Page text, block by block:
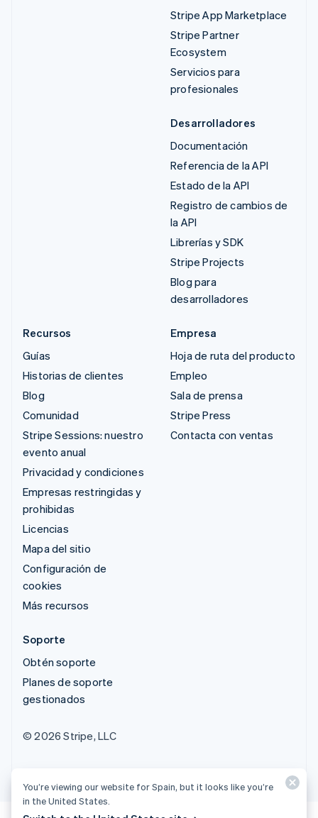
Stripe App Marketplace
Stripe Partner
Ecosystem
Servicios para
profesionales
Desarrolladores
Documentación
Referencia de la API
Estado de la API
Registro de cambios de
la API
Librerías y SDK
Stripe Projects
Blog para
desarrolladores
Recursos
Guías
Historias de clientes
Blog
Comunidad
Stripe Sessions: nuestro
evento anual
Privacidad y condiciones
Empresas restringidas y
prohibidas
Licencias
Mapa del sitio
Configuración de
cookies
Más recursos
Empresa
Hoja de ruta del producto
Empleo
Sala de prensa
Stripe Press
Contacta con ventas
Soporte
Obtén soporte
Planes de soporte
gestionados
© 2026 Stripe, LLC
You’re viewing our website for Spain, but it looks like you’re
in the United States.